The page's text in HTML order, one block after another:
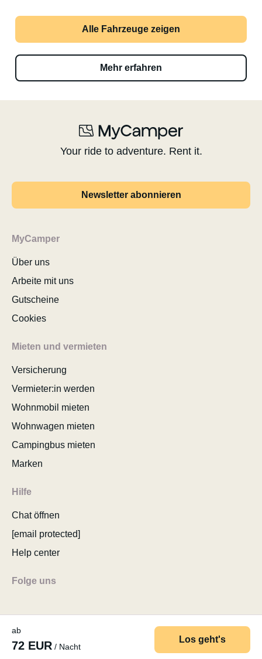
ab
72 EUR / Nacht
Los geht's
Alle Fahrzeuge zeigen
Mehr erfahren
Your ride to adventure. Rent it.
Newsletter abonnieren
MyCamper
Über uns
Arbeite mit uns
Gutscheine
Cookies
Mieten und vermieten
Versicherung
Vermieter:in werden
Wohnmobil mieten
Wohnwagen mieten
Campingbus mieten
Marken
Hilfe
Chat öffnen
[email protected]
Help center
Folge uns
© 2026 MyCamper AG Datenschutzerklärung